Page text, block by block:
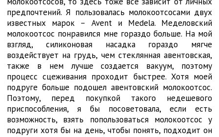
предпочтений. Я пользовалась молокоотсосами двух
известных марок – Avent и Medela. Меделовский
молокоотсос понравился мне гораздо больше. На мой
взгляд, силиконовая насадка гораздо мягче
воздействует на грудь, чем стеклянная авентовская,
также в нем лучше создается вакуум, поэтому
процесс сцеживания проходит быстрее. Хотя моей
подруге больше подошел авентовский молокоотсос.
Поэтому, перед покупкой такого недешевого
приспособления, я бы посоветовала, если есть
возможность, взять попользоваться молокоотсос у
подруги хотя бы на день, чтобы понять, подходит он